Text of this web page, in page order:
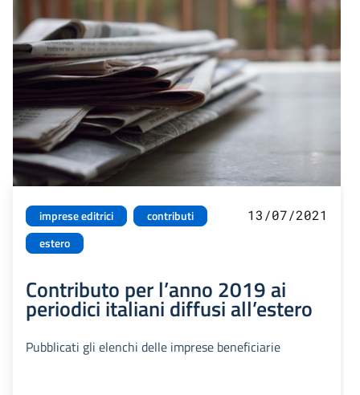
imprese editrici
contributi
estero
13/07/2021
Contributo per l’anno 2019 ai
periodici italiani diffusi all’estero
Pubblicati gli elenchi delle imprese beneficiarie